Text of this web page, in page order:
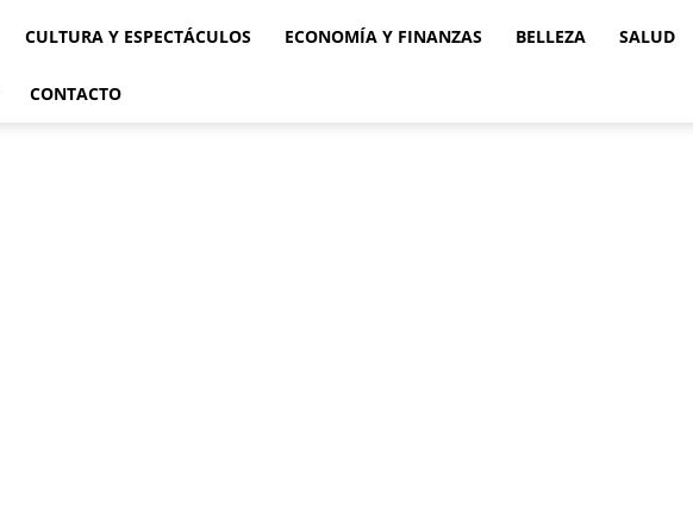
CULTURA Y ESPECTÁCULOS ECONOMÍA Y FINANZAS BELLEZA SALUD
CONTACTO